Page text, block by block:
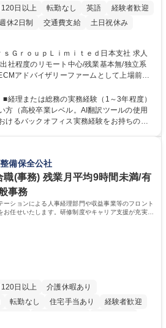
日以上 転勤なし 英語
経験者歓迎
休2日制 交通費支給 土日祝休み
ｒｏｕｐＬｉｍｉｔｅｄ日本支社 求人
社程度のリモート中心/残業基本無/独立系
にて経理・総務をお任せします。基礎的な
トし組織を支える専任担当として広く活躍
対応（AI翻訳ツール等を使用しての対応で
本的には発生せず、ご自身のペースで業務
理・総務】週1日
基本無/独立系ファーム
経理または総務の実務経験（1～3年程度）
方（高校卒業レベル。AI翻訳ツールの使用
けるバックオフィス実務経験をお持ちの方
日程度の在宅勤務を実施しており、ワーク
最適な環境です（フルリモートも面接で相
広いバックオフィス業務に柔軟に対応でき、
ョンを取りながら業務を推進できる方 学
専 短大 専修学校 高校 語学力： 資格：
備保全公社
職(事務) 残業月平均9時間未満/有
事務
ーションによる人事経理部門や収益事業等のフロント
任せいたします。研修制度やキャリア支援が充実し
日以上
介護休暇あり
転勤なし 住宅手当あり
経験者歓迎